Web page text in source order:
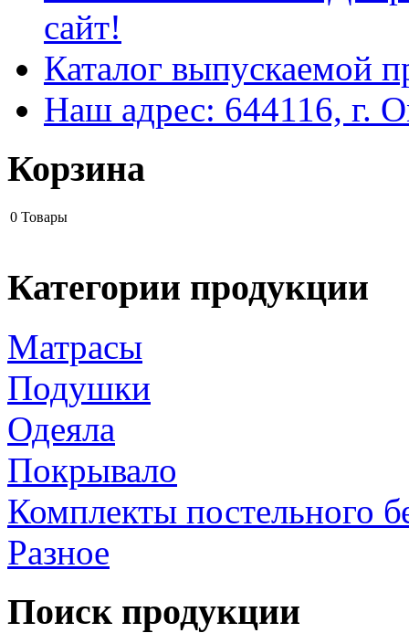
сайт!
Каталог выпускаемой
Наш адрес: 644116, г.
Корзина
0 Товары
Категории продукции
Матрасы
Подушки
Одеяла
Покрывало
Комплекты постельного
Разное
Поиск продукции